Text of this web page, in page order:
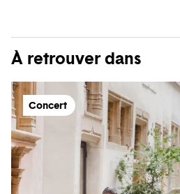
À retrouver dans
Concert